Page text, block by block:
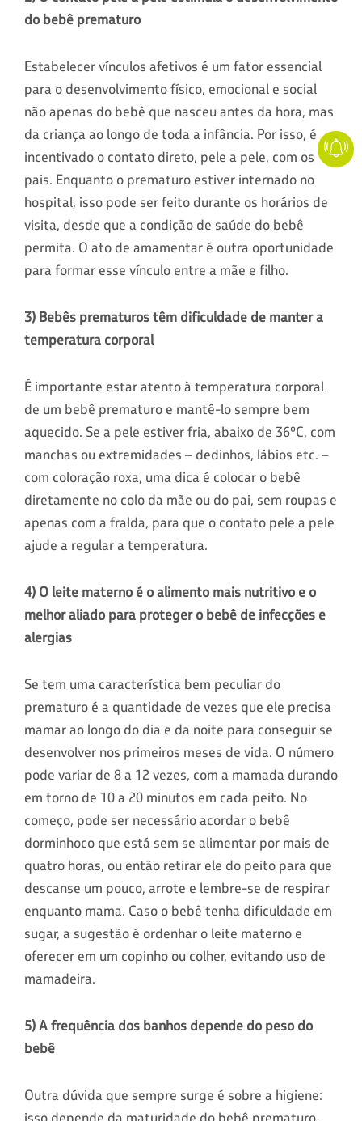
do bebê prematuro
Estabelecer vínculos afetivos é um fator essencial
para o desenvolvimento físico, emocional e social
não apenas do bebê que nasceu antes da hora, mas
da criança ao longo de toda a infância. Por isso, é
incentivado o contato direto, pele a pele, com os
pais. Enquanto o prematuro estiver internado no
hospital, isso pode ser feito durante os horários de
visita, desde que a condição de saúde do bebê
permita. O ato de amamentar é outra oportunidade
para formar esse vínculo entre a mãe e filho.
3) Bebês prematuros têm dificuldade de manter a
temperatura corporal
É importante estar atento à temperatura corporal
de um bebê prematuro e mantê-lo sempre bem
aquecido. Se a pele estiver fria, abaixo de 36ºC, com
manchas ou extremidades – dedinhos, lábios etc. –
com coloração roxa, uma dica é colocar o bebê
diretamente no colo da mãe ou do pai, sem roupas e
apenas com a fralda, para que o contato pele a pele
ajude a regular a temperatura.
4) O leite materno é o alimento mais nutritivo e o
melhor aliado para proteger o bebê de infecções e
alergias
Se tem uma característica bem peculiar do
prematuro é a quantidade de vezes que ele precisa
mamar ao longo do dia e da noite para conseguir se
desenvolver nos primeiros meses de vida. O número
pode variar de 8 a 12 vezes, com a mamada durando
em torno de 10 a 20 minutos em cada peito. No
começo, pode ser necessário acordar o bebê
dorminhoco que está sem se alimentar por mais de
quatro horas, ou então retirar ele do peito para que
descanse um pouco, arrote e lembre-se de respirar
enquanto mama. Caso o bebê tenha dificuldade em
sugar, a sugestão é ordenhar o leite materno e
oferecer em um copinho ou colher, evitando uso de
mamadeira.
5) A frequência dos banhos depende do peso do
bebê
Outra dúvida que sempre surge é sobre a higiene: